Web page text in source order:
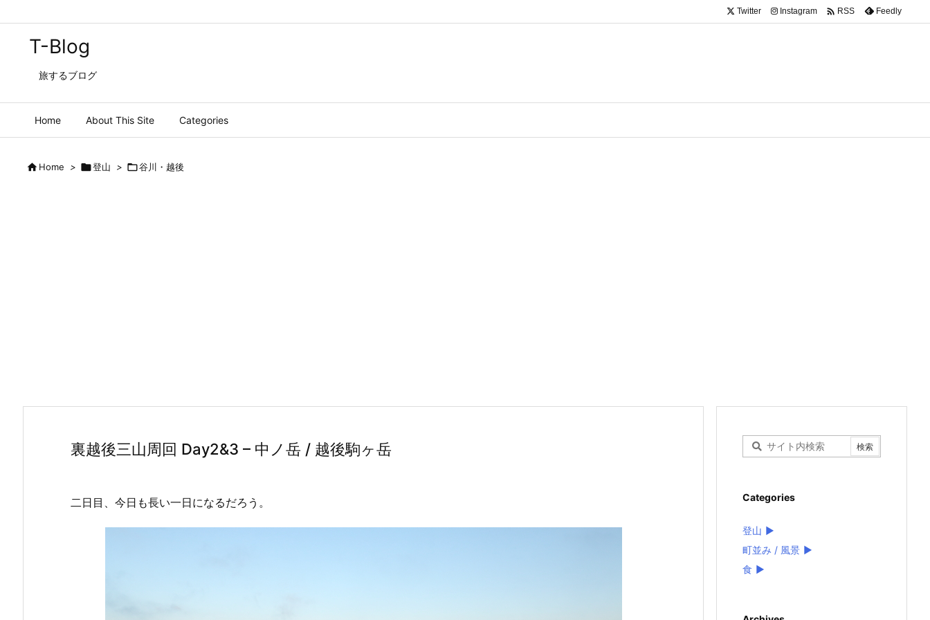
T-Blog
旅するブログ
Home About This Site Categories
Twitter Instagram  RSS Feedly
Home > 登山 > 谷川・越後
裏越後三山周回 Day2&3 – 中ノ岳 / 越後駒ヶ岳
二日目、今日も長い一日になるだろう。 Categories
登山 ►
町並み / 風景 ►
食 ►